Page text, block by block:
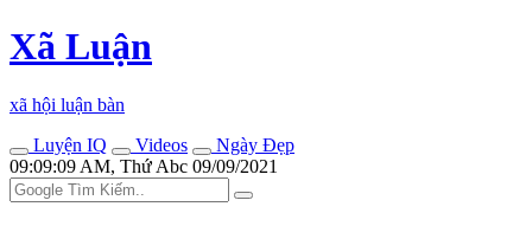
Xã Luận
xã hội luận bàn
Luyện IQ
Videos
Ngày Đẹp
09:09:09 AM, Thứ Abc 09/09/2021